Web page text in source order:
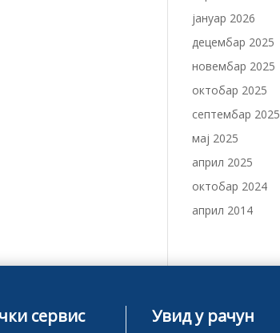
јануар 2026
децембар 2025
новембар 2025
октобар 2025
септембар 2025
мај 2025
април 2025
октобар 2024
април 2014
сервис Увид у рачун